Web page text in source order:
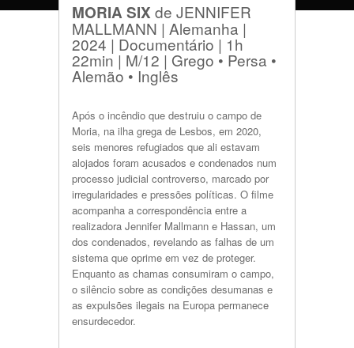
MORIA SIX de JENNIFER
MALLMANN | Alemanha |
2024 | Documentário | 1h
22min | M/12 | Grego • Persa •
Alemão • Inglês
Após o incêndio que destruiu o campo de
Moria, na ilha grega de Lesbos, em 2020,
seis menores refugiados que ali estavam
alojados foram acusados e condenados num
processo judicial controverso, marcado por
irregularidades e pressões políticas. O filme
acompanha a correspondência entre a
realizadora Jennifer Mallmann e Hassan, um
dos condenados, revelando as falhas de um
sistema que oprime em vez de proteger.
Enquanto as chamas consumiram o campo,
o silêncio sobre as condições desumanas e
as expulsões ilegais na Europa permanece
ensurdecedor.